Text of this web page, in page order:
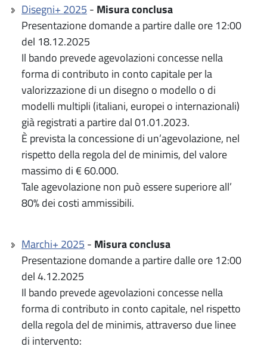
Disegni+ 2025 - Misura conclusa
Presentazione domande a partire dalle ore 12:00
del 18.12.2025
Il bando prevede agevolazioni concesse nella
forma di contributo in conto capitale per la
valorizzazione di un disegno o modello o di
modelli multipli (italiani, europei o internazionali)
già registrati a partire dal 01.01.2023.
È prevista la concessione di un’agevolazione, nel
rispetto della regola del de minimis, del valore
massimo di € 60.000.
Tale agevolazione non può essere superiore all’
80% dei costi ammissibili.
Marchi+ 2025 - Misura conclusa
Presentazione domande a partire dalle ore 12:00
del 4.12.2025
Il bando prevede agevolazioni concesse nella
forma di contributo in conto capitale, nel rispetto
della regola del de minimis, attraverso due linee
di intervento: